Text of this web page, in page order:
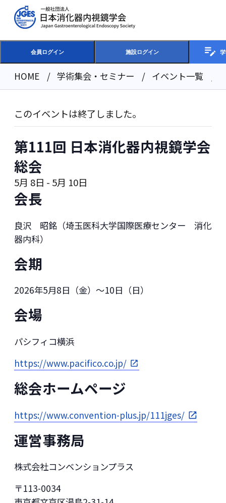
会員ログイン 施設ログイン
HOME 学術集会・セミナー イベント一覧
このイベントは終了しました。
第111回 日本消化器内視鏡学会
総会
5月 8日 - 5月 10日
会長
良沢 昭銘（埼玉医科大学国際医療センター 消化
器内科）
会期
2026年5月8日（金）～10日（日）
会場
パシフィコ横浜
https://www.pacifico.co.jp/
総会ホームページ
https://www.convention-plus.jp/111jges/
運営事務局
株式会社コンベンションプラス
〒113-0034